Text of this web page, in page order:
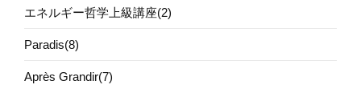
エネルギー哲学上級講座(2)
Paradis(8)
Après Grandir(7)